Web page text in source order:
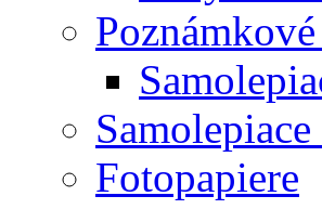
Fotopapiere